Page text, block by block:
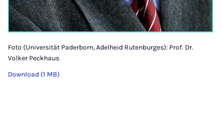
Foto (Universität Paderborn, Adelheid Rutenburges): Prof. Dr.
Volker Peckhaus
Download (1 MB)